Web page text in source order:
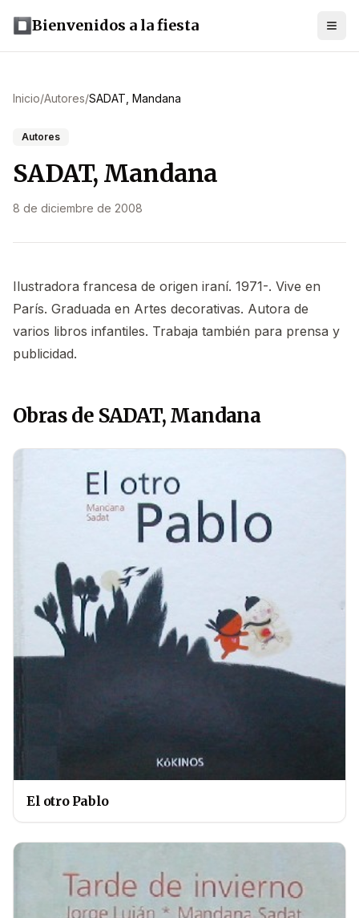
Bienvenidos a la fiesta
Inicio/Autores/SADAT, Mandana
Autores
SADAT, Mandana
8 de diciembre de 2008
Ilustradora francesa de origen iraní. 1971-. Vive en
París. Graduada en Artes decorativas. Autora de
varios libros infantiles. Trabaja también para prensa y
publicidad.
Obras de SADAT, Mandana
El otro Pablo